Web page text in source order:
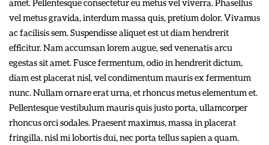
amet. Pellentesque consectetur eu metus vel viverra. Phasellus
vel metus gravida, interdum massa quis, pretium dolor. Vivamus
ac facilisis sem. Suspendisse aliquet est ut diam hendrerit
efficitur. Nam accumsan lorem augue, sed venenatis arcu
egestas sit amet. Fusce fermentum, odio in hendrerit dictum,
diam est placerat nisl, vel condimentum mauris ex fermentum
nunc. Nullam ornare erat urna, et rhoncus metus elementum et.
Pellentesque vestibulum mauris quis justo porta, ullamcorper
rhoncus orci sodales. Praesent maximus, massa in placerat
fringilla, nisl mi lobortis dui, nec porta tellus sapien a quam.